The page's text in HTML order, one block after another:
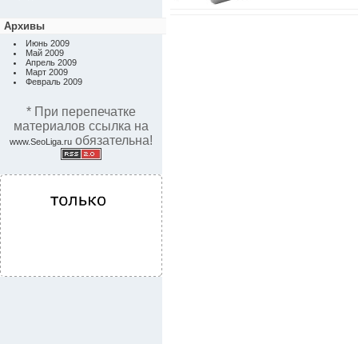
Архивы
Июнь 2009
Май 2009
Апрель 2009
Март 2009
Февраль 2009
* При перепечатке
материалов ссылка на
www.SeoLiga.ru обязательна!